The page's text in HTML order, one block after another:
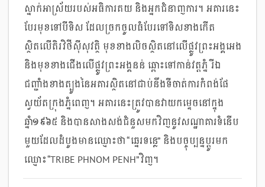
ស្នាក់អាស្រ័យរបស់អធិការគយ និងអ្នកជំនាញការ។ អគារនេះ
បែរមុខទៅបីទិស ដែលច្រកចូលធំបែរទៅទិសខាងកើត
ស្ថិតលើតិរវិថីស៊ីសុវត្ថិ មុខខាងលិចស្ថិតនៅលើផ្លូវព្រះអង្គអេង
និងមុខខាងជើងលើផ្លូវព្រះអង្គនន់ ឆ្ពោះទៅកាន់វត្តភ្នំ រីឯ
ជញ្ជាំងខាងត្បូងនៃអគារស្ថិតនៅជាប់នឹងទីចាត់ការកំពង់ផែ
ស្វយ័តក្រុងភ្នំពេញ។ អគារនេះត្រូវបានវាយកម្ទេចនៅក្នុង
ឆ្នាំ១៩៦៥ និងបានសាងសង់ជំនួសមកវិញនូវសណ្ឋាគារទំនើប
មួយដែលដំបូងមានឈ្មោះថា “ឆ្នេរទន្លេ” និងបច្ចុប្បន្នប្ដូរមក
ឈ្មោះ “TRIBE PHNOM PENH”វិញ។